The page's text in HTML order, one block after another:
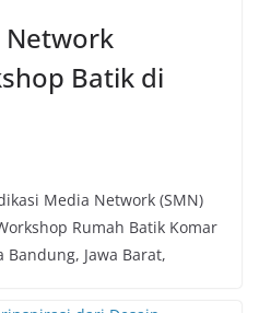
Network
Batik di
Media Network (SMN)
Rumah Batik Komar
Jawa Barat,